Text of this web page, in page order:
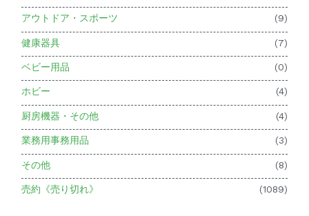
アウトドア・スポーツ (9)
健康器具 (7)
ベビー用品 (0)
ホビー (4)
厨房機器・その他 (4)
業務用事務用品 (3)
その他 (8)
売約《売り切れ》 (1089)